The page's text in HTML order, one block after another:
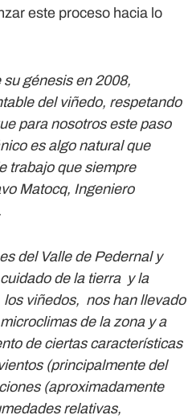
este proceso hacia lo
su génesis en 2008,
del viñedo, respetando
para nosotros este paso
es algo natural que
trabajo que siempre
Matocq, Ingeniero
del Valle de Pedernal y
de la tierra y la
viñedos, nos han llevado
de la zona y a
de ciertas características
(principalmente del
(aproximadamente
relativas,